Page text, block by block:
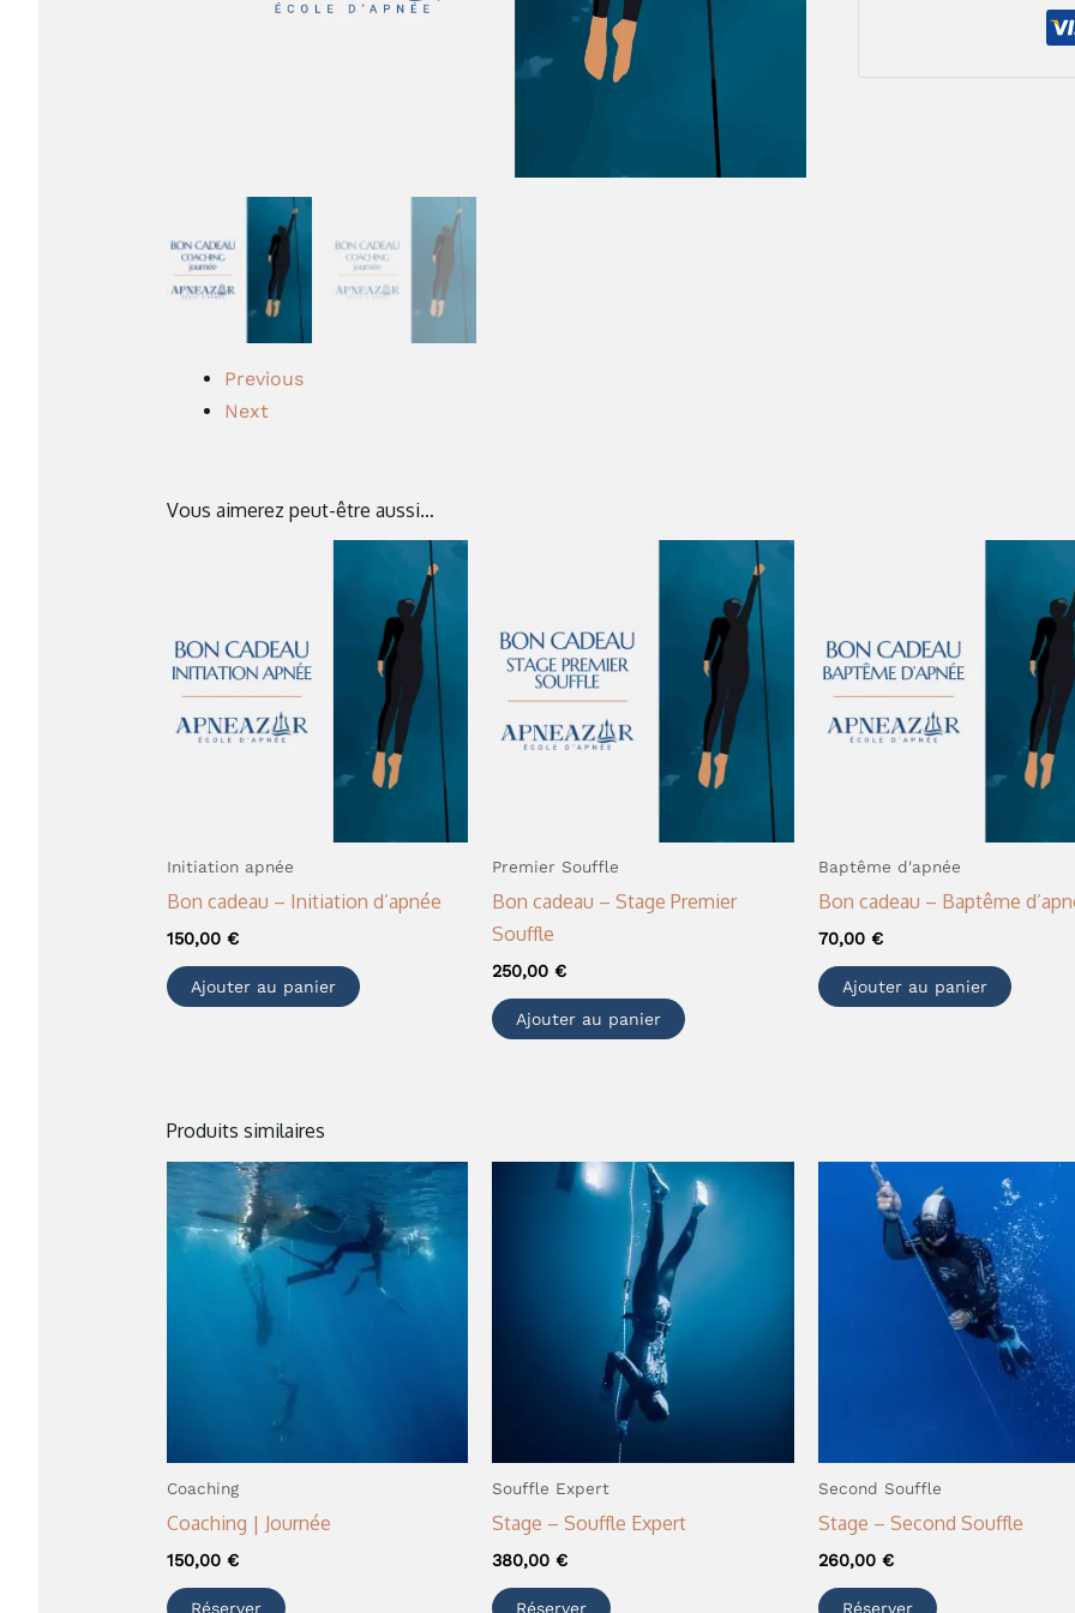
Previous
Next
Vous aimerez peut-être aussi…
Initiation apnée
Bon cadeau – Initiation d’apnée
150,00 €
Ajouter au panier
Premier Souffle
Bon cadeau – Stage Premier
Souffle
250,00€
Ajouter au panier
Baptême d'apnée
Bon cadeau – Baptême
70,00 €
Ajouter au panier
Produits similaires
Coaching
Coaching | Journée
150,00 €
Réserver
Souffle Expert
Stage – Souffle Expert
380,00€
Réserver
Second Souffle
Stage – Second Souffle
260,00 €
Réserver